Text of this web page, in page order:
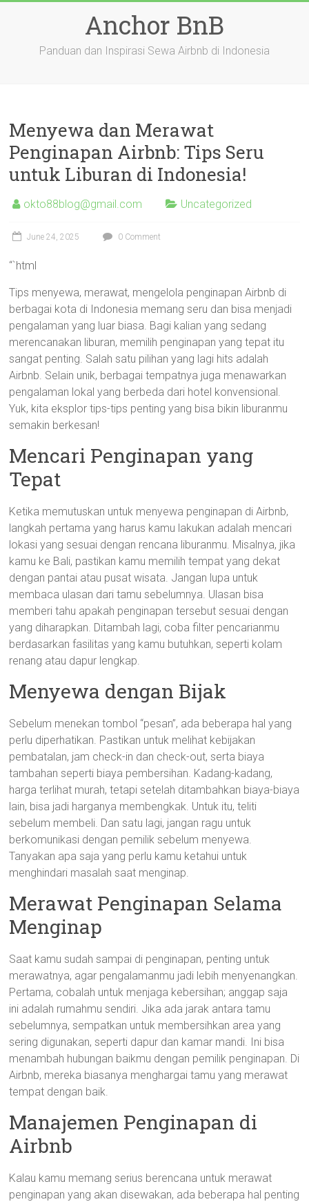
Anchor BnB
Panduan dan Inspirasi Sewa Airbnb di Indonesia
Menyewa dan Merawat
Penginapan Airbnb: Tips Seru
untuk Liburan di Indonesia!
okto88blog@gmail.com Uncategorized
June 24, 2025 0 Comment
“`html
Tips menyewa, merawat, mengelola penginapan Airbnb di
berbagai kota di Indonesia memang seru dan bisa menjadi
pengalaman yang luar biasa. Bagi kalian yang sedang
merencanakan liburan, memilih penginapan yang tepat itu
sangat penting. Salah satu pilihan yang lagi hits adalah
Airbnb. Selain unik, berbagai tempatnya juga menawarkan
pengalaman lokal yang berbeda dari hotel konvensional.
Yuk, kita eksplor tips-tips penting yang bisa bikin liburanmu
semakin berkesan!
Mencari Penginapan yang
Tepat
Ketika memutuskan untuk menyewa penginapan di Airbnb,
langkah pertama yang harus kamu lakukan adalah mencari
lokasi yang sesuai dengan rencana liburanmu. Misalnya, jika
kamu ke Bali, pastikan kamu memilih tempat yang dekat
dengan pantai atau pusat wisata. Jangan lupa untuk
membaca ulasan dari tamu sebelumnya. Ulasan bisa
memberi tahu apakah penginapan tersebut sesuai dengan
yang diharapkan. Ditambah lagi, coba filter pencarianmu
berdasarkan fasilitas yang kamu butuhkan, seperti kolam
renang atau dapur lengkap.
Menyewa dengan Bijak
Sebelum menekan tombol “pesan”, ada beberapa hal yang
perlu diperhatikan. Pastikan untuk melihat kebijakan
pembatalan, jam check-in dan check-out, serta biaya
tambahan seperti biaya pembersihan. Kadang-kadang,
harga terlihat murah, tetapi setelah ditambahkan biaya-biaya
lain, bisa jadi harganya membengkak. Untuk itu, teliti
sebelum membeli. Dan satu lagi, jangan ragu untuk
berkomunikasi dengan pemilik sebelum menyewa.
Tanyakan apa saja yang perlu kamu ketahui untuk
menghindari masalah saat menginap.
Merawat Penginapan Selama
Menginap
Saat kamu sudah sampai di penginapan, penting untuk
merawatnya, agar pengalamanmu jadi lebih menyenangkan.
Pertama, cobalah untuk menjaga kebersihan; anggap saja
ini adalah rumahmu sendiri. Jika ada jarak antara tamu
sebelumnya, sempatkan untuk membersihkan area yang
sering digunakan, seperti dapur dan kamar mandi. Ini bisa
menambah hubungan baikmu dengan pemilik penginapan. Di
Airbnb, mereka biasanya menghargai tamu yang merawat
tempat dengan baik.
Manajemen Penginapan di
Airbnb
Kalau kamu memang serius berencana untuk merawat
penginapan yang akan disewakan, ada beberapa hal penting